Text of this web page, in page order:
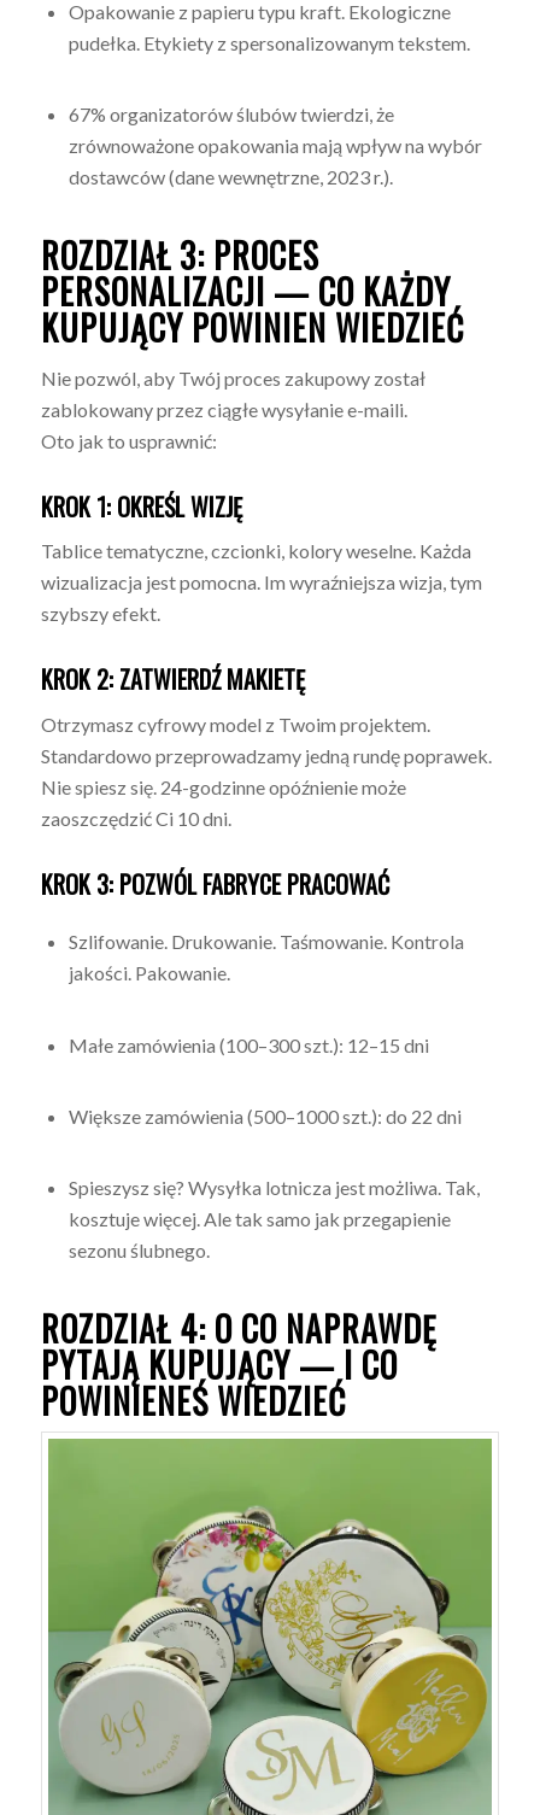
Opakowanie z papieru typu kraft. Ekologiczne
pudełka. Etykiety z spersonalizowanym tekstem.
67% organizatorów ślubów twierdzi, że
zrównoważone opakowania mają wpływ na wybór
dostawców (dane wewnętrzne, 2023 r.).
ROZDZIAŁ 3: PROCES
PERSONALIZACJI — CO KAŻDY
KUPUJĄCY POWINIEN WIEDZIEĆ
Nie pozwól, aby Twój proces zakupowy został
zablokowany przez ciągłe wysyłanie e-maili.
Oto jak to usprawnić:
KROK 1: OKREŚL WIZJĘ
Tablice tematyczne, czcionki, kolory weselne. Każda
wizualizacja jest pomocna. Im wyraźniejsza wizja, tym
szybszy efekt.
KROK 2: ZATWIERDŹ MAKIETĘ
Otrzymasz cyfrowy model z Twoim projektem.
Standardowo przeprowadzamy jedną rundę poprawek.
Nie spiesz się. 24-godzinne opóźnienie może
zaoszczędzić Ci 10 dni.
KROK 3: POZWÓL FABRYCE PRACOWAĆ
Szlifowanie. Drukowanie. Taśmowanie. Kontrola
jakości. Pakowanie.
Małe zamówienia (100–300 szt.): 12–15 dni
Większe zamówienia (500–1000 szt.): do 22 dni
Spieszysz się? Wysyłka lotnicza jest możliwa. Tak,
kosztuje więcej. Ale tak samo jak przegapienie
sezonu ślubnego.
ROZDZIAŁ 4: O CO NAPRAWDĘ
PYTAJĄ KUPUJĄCY — I CO
POWINIENEŚ WIEDZIEĆ